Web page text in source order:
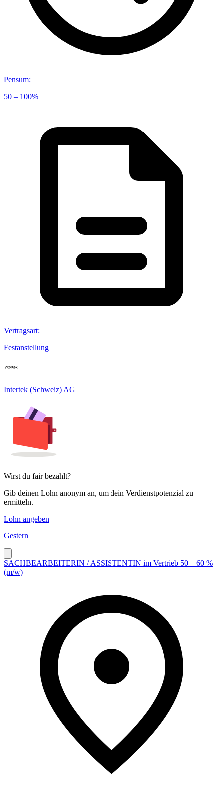
Pensum:
50 – 100%
Vertragsart:
Festanstellung
Intertek (Schweiz) AG
Wirst du fair bezahlt?
Gib deinen Lohn anonym an, um dein Verdienstpotenzial zu
ermitteln.
Lohn angeben
Gestern
SACHBEARBEITERIN / ASSISTENTIN im Vertrieb 50 – 60 %
(m/w)